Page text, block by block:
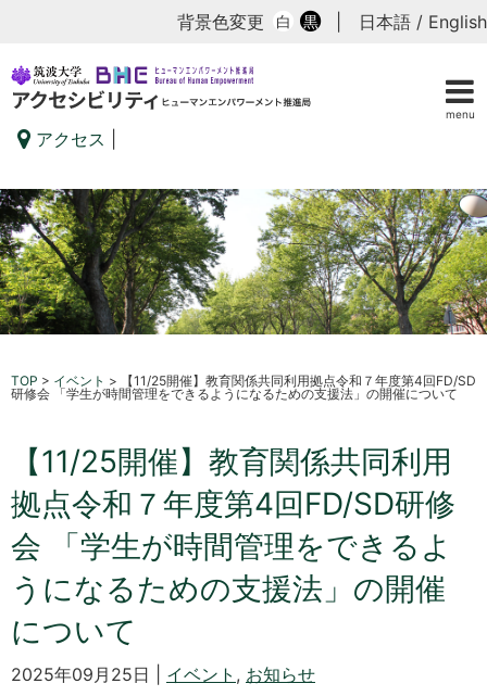
menu
背景色変更 白 黒 日本語 / English
アクセス
TOP > イベント >
【11/25開催】教育関係共同利用拠点令和７年度第4回FD/SD
研修会 「学生が時間管理をできるようになるための支援法」の開催について
【11/25開催】教育関係共同利用
拠点令和７年度第4回FD/SD研修
会 「学生が時間管理をできるよ
うになるための支援法」の開催
について
2025年09月25日 | イベント , お知らせ